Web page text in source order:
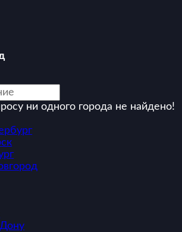
ни одного города не найдено!